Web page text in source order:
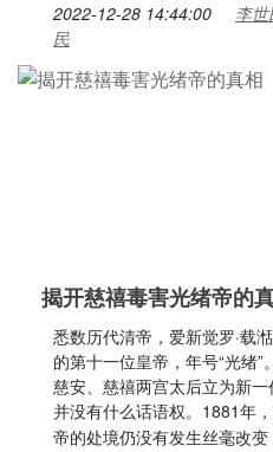
2022-12-28 14:44:00
李
民
揭开慈禧毒害光绪帝的
悉数历代清帝，爱新觉罗·载
的第十一位皇帝，年号“光绪
慈安、慈禧两宫太后立为新
并没有什么话语权。1881年
帝的处境仍没有发生丝毫改